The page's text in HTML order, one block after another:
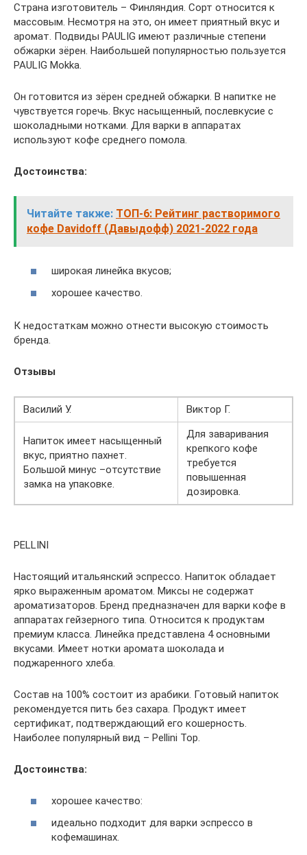
Страна изготовитель – Финляндия. Сорт относится к
массовым. Несмотря на это, он имеет приятный вкус и
аромат. Подвиды PAULIG имеют различные степени
обжарки зёрен. Наибольшей популярностью пользуется
PAULIG Mokka.
Он готовится из зёрен средней обжарки. В напитке не
чувствуется горечь. Вкус насыщенный, послевкусие с
шоколадными нотками. Для варки в аппаратах
используют кофе среднего помола.
Достоинства:
Читайте также: ТОП-6: Рейтинг растворимого
кофе Davidoff (Давыдофф) 2021-2022 года
широкая линейка вкусов;
хорошее качество.
К недостаткам можно отнести высокую стоимость
бренда.
Отзывы
Василий У. Виктор Г.
Напиток имеет насыщенный
вкус, приятно пахнет.
Большой минус –отсутствие
замка на упаковке.
Для заваривания
крепкого кофе
требуется
повышенная
дозировка.
PELLINI
Настоящий итальянский эспрессо. Напиток обладает
ярко выраженным ароматом. Миксы не содержат
ароматизаторов. Бренд предназначен для варки кофе в
аппаратах гейзерного типа. Относится к продуктам
премиум класса. Линейка представлена 4 основными
вкусами. Имеет нотки аромата шоколада и
поджаренного хлеба.
Состав на 100% состоит из арабики. Готовый напиток
рекомендуется пить без сахара. Продукт имеет
сертификат, подтверждающий его кошерность.
Наиболее популярный вид – Pellini Top.
Достоинства:
хорошее качество:
идеально подходит для варки эспрессо в
кофемашинах.